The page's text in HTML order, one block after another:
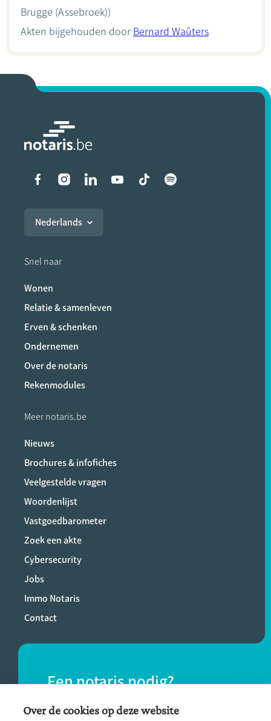
Brugge (Assebroek))
Akten bijgehouden door Bernard Waûters
Liens vers les réseaux
Nederlands
Snel naar
Wonen
Relatie & samenleven
Erven & schenken
Ondernemen
Over de notaris
Rekenmodules
Meer notaris.be
Nieuws
Brochures & infofiches
Veelgestelde vragen
Woordenlijst
Vastgoedbarometer
Zoek een akte
Cybersecurity
Jobs
Immo Notaris
Contact
Een notaris nodig?
Vind eenvoudig een notaris bij jou in de
Over de cookies op deze website